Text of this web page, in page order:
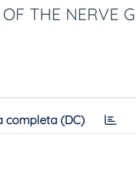
THE NERVE
completa (DC)